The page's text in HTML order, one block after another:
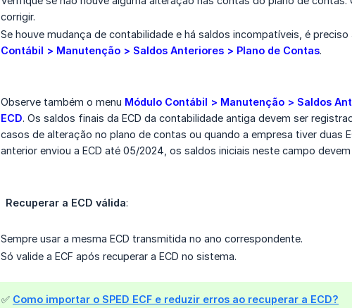
corrigir.
Se houve mudança de contabilidade e há saldos incompatíveis, é
Contábil > Manutenção > Saldos Anteriores > Plano de Contas.
Observe também o menu Módulo Contábil > Manutenção > Saldos
ECD. Os saldos finais da ECD da contabilidade antiga devem ser
casos de alteração no plano de contas ou quando a empresa tiver duas
anterior enviou a ECD até 05/2024, os saldos iniciais neste campo
Recuperar a ECD válida:
Sempre usar a mesma ECD transmitida no ano correspondente.
Só valide a ECF após recuperar a ECD no sistema.
✅ Como importar o SPED ECF e reduzir erros ao recuperar a ECD?